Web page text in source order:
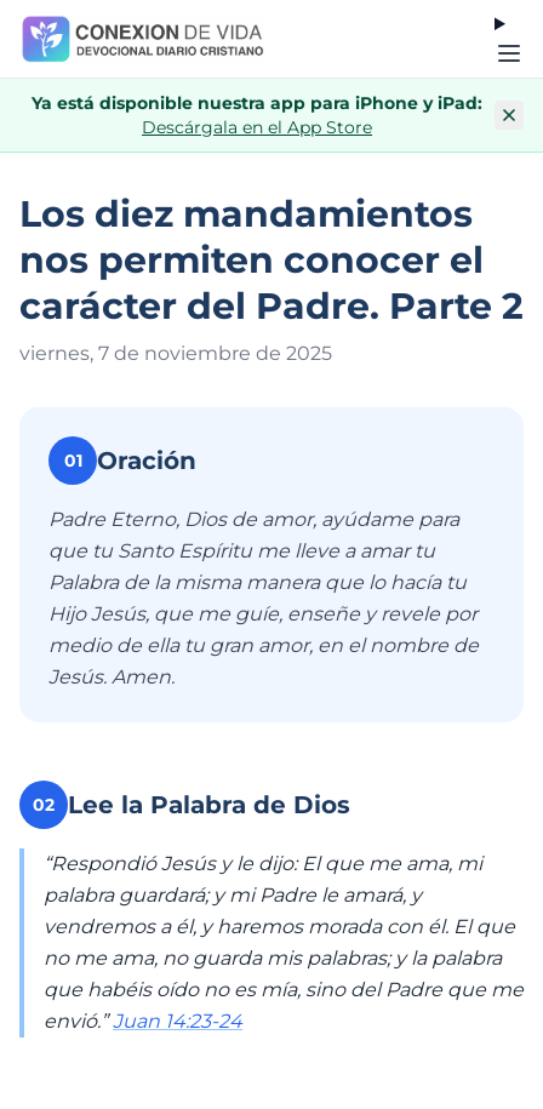
Ya está disponible nuestra app para iPhone y iPad:
Descárgala en el App Store
Los diez mandamientos
nos permiten conocer el
carácter del Padre. Parte 2
viernes, 7 de noviembre de 2025
01 Oración
Padre Eterno, Dios de amor, ayúdame para
que tu Santo Espíritu me lleve a amar tu
Palabra de la misma manera que lo hacía tu
Hijo Jesús, que me guíe, enseñe y revele por
medio de ella tu gran amor, en el nombre de
Jesús. Amen.
02 Lee la Palabra de Dios
“Respondió Jesús y le dijo: El que me ama, mi
palabra guardará; y mi Padre le amará, y
vendremos a él, y haremos morada con él. El que
no me ama, no guarda mis palabras; y la palabra
que habéis oído no es mía, sino del Padre que me
envió.”Juan 14:23-24